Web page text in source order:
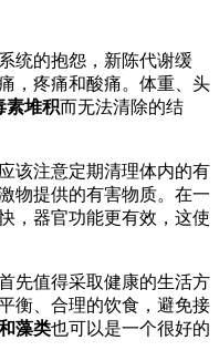
统的抱怨，新陈代谢缓
，疼痛和酸痛。体重、头
素堆积而无法清除的结
该注意定期清理体内的有
物提供的有害物质。在一
，器官功能更有效，这使
先值得采取健康的生活方
衡、合理的饮食，避免接
藻类也可以是一个很好的